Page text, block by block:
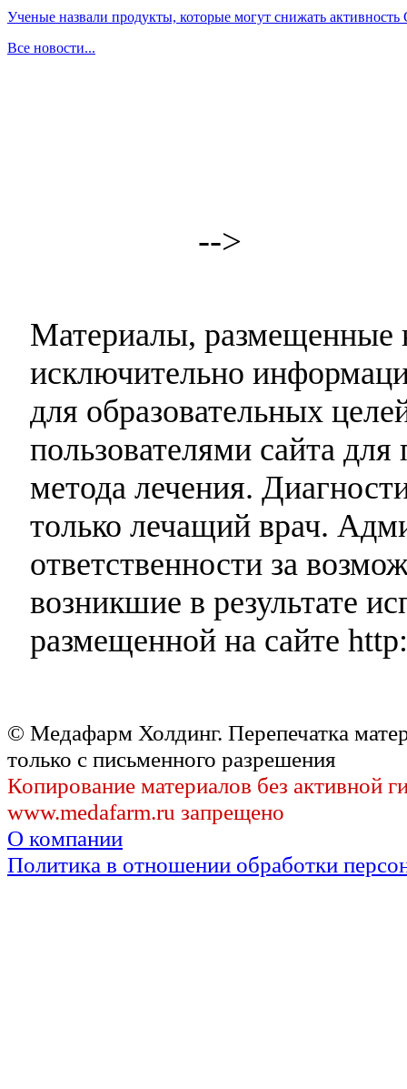
Ученые назвали продукты, которые могут снижать
Все новости...
-->
Материалы, размещенные
исключительно
для образовательных
пользователями сайта
метода лечения.
только лечащий врач.
ответственности за
возникшие в результате
размещенной на сайте
© Медафарм Холдинг. Перепечатка
только с письменного разрешения
Копирование материалов без активной
www.medafarm.ru запрещено
О компании
Политика в отношении обработки